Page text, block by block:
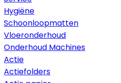
Hygiëne
Schoonloopmatten
Vloeronderhoud
Onderhoud Machines
Actie
Actiefolders